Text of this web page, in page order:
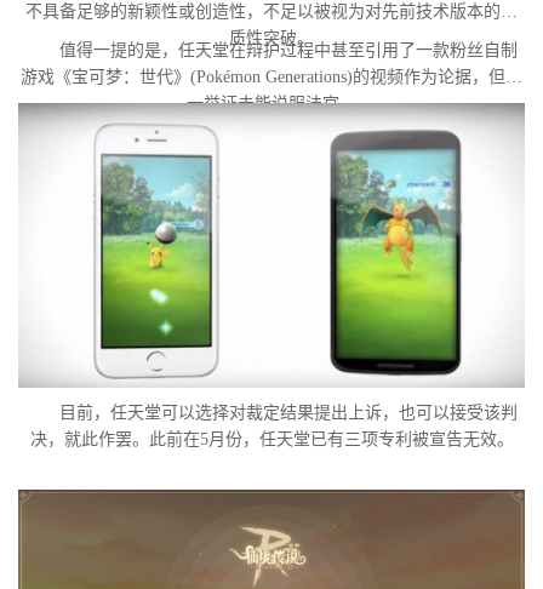
不具备足够的新颖性或创造性，不足以被视为对先前技术版本的实
质性突破。
值得一提的是，任天堂在辩护过程中甚至引用了一款粉丝自制
游戏《宝可梦：世代》(Pokémon Generations)的视频作为论据，但这
一举证未能说服法官。
目前，任天堂可以选择对裁定结果提出上诉，也可以接受该判
决，就此作罢。此前在5月份，任天堂已有三项专利被宣告无效。